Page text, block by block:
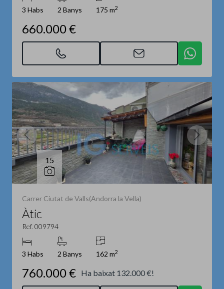
3 Habs 2 Banys 175 m2
660.000 €
15
Carrer Ciutat de Valls(Andorra la Vella)
Àtic
Ref. 009794
3 Habs 2 Banys 162 m2
760.000 € Ha baixat 132.000 €!